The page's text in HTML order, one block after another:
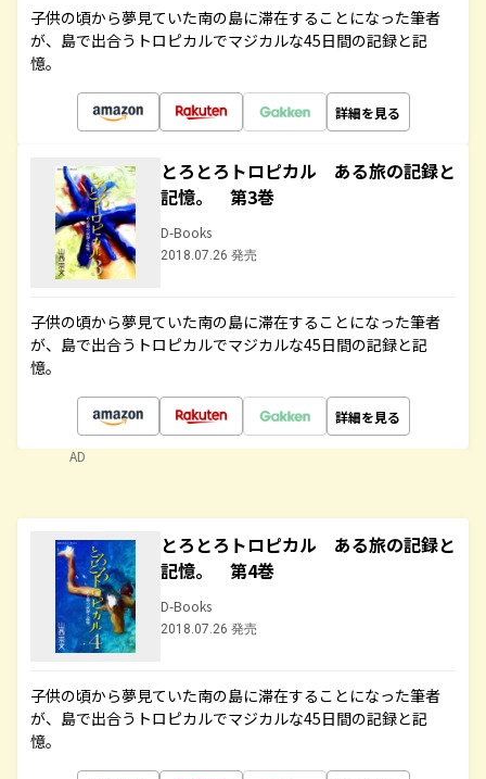
子供の頃から夢見ていた南の島に滞在することになった筆者
が、島で出合うトロピカルでマジカルな45日間の記録と記
憶。
詳細を見る
とろとろトロピカル ある旅の記録と
記憶。 第3巻
D-Books
2018.07.26 発売
子供の頃から夢見ていた南の島に滞在することになった筆者
が、島で出合うトロピカルでマジカルな45日間の記録と記
憶。
詳細を見る
AD
とろとろトロピカル ある旅の記録と
記憶。 第4巻
D-Books
2018.07.26 発売
子供の頃から夢見ていた南の島に滞在することになった筆者
が、島で出合うトロピカルでマジカルな45日間の記録と記
憶。